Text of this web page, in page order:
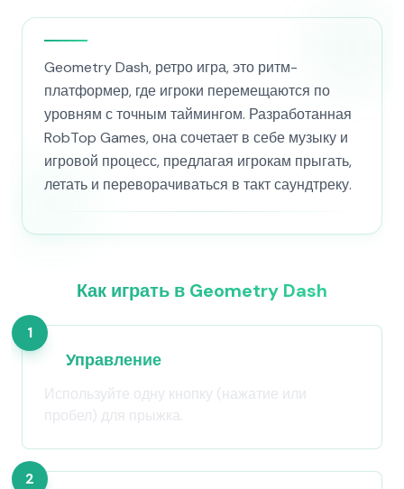
Geometry Dash, ретро игра, это ритм-
платформер, где игроки перемещаются по
уровням с точным таймингом. Разработанная
RobTop Games, она сочетает в себе музыку и
игровой процесс, предлагая игрокам прыгать,
летать и переворачиваться в такт саундтреку.
Как играть в Geometry Dash
1
Управление
Используйте одну кнопку (нажатие или
пробел) для прыжка.
2